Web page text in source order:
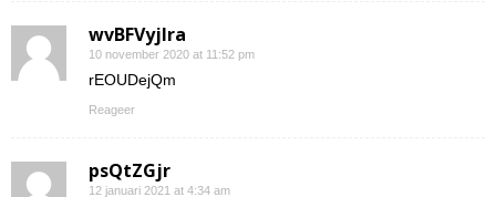
wvBFVyjlra
10 november 2020 at 11:52 pm
rEOUDejQm
Reageer
psQtZGjr
12 januari 2021 at 4:34 am